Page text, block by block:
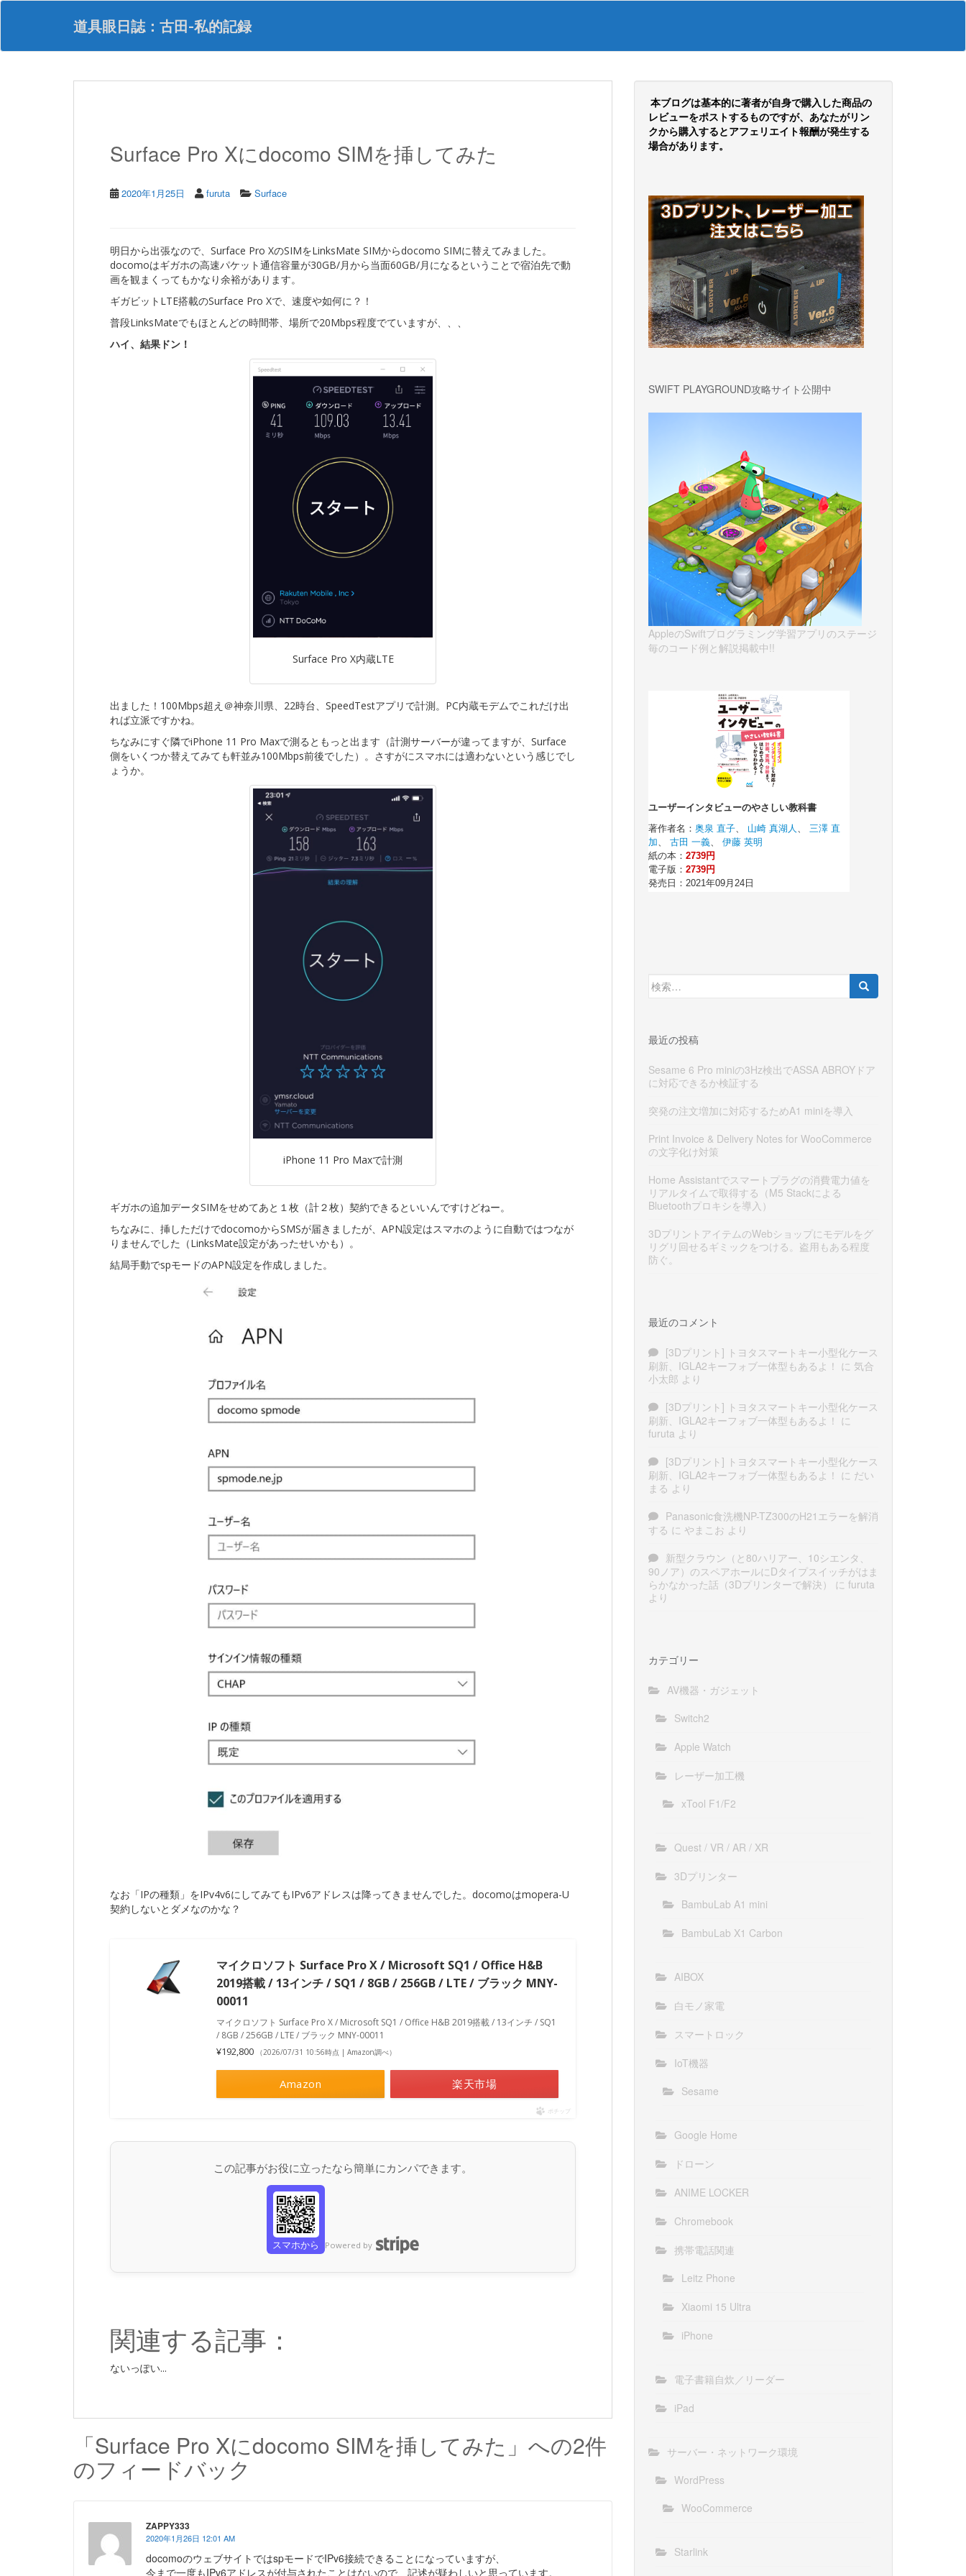
S
p
道具眼日誌：古田-私的記録
Surface Pro Xにdocomo SIMを挿してみた
2020年1月25日 furuta Surface
明日から出張なので、Surface Pro XのSIMをLinksMate SIMからdocomo SIMに替えてみました。
docomoはギガホの高速パケット通信容量が30GB/月から当面60GB/月になるということで宿泊先で動
画を観まくってもかなり余裕があります。
ギガビットLTE搭載のSurface Pro Xで、速度や如何に？！
普段LinksMateでもほとんどの時間帯、場所で20Mbps程度でていますが、、、
ハイ、結果ドン！
Surface Pro X内蔵LTE
出ました！100Mbps超え＠神奈川県、22時台、SpeedTestアプリで計測。PC内蔵モデムでこれだけ出
れば立派ですかね。
ちなみにすぐ隣でiPhone 11 Pro Maxで測るともっと出ます（計測サーバーが違ってますが、Surface
側をいくつか替えてみても軒並み100Mbps前後でした）。さすがにスマホには適わないという感じでし
ょうか。
iPhone 11 Pro Maxで計測
ギガホの追加データSIMをせめてあと１枚（計２枚）契約できるといいんですけどねー。
ちなみに、挿しただけでdocomoからSMSが届きましたが、APN設定はスマホのように自動ではつなが
りませんでした（LinksMate設定があったせいかも）。
結局手動でspモードのAPN設定を作成しました。
なお「IPの種類」をIPv4v6にしてみてもIPv6アドレスは降ってきませんでした。docomoはmopera-U
契約しないとダメなのかな？
マイクロソフト Surface Pro X / Microsoft SQ1 / Office H&B
2019搭載 / 13インチ / SQ1 / 8GB / 256GB / LTE / ブラック MNY-
00011
マイクロソフト Surface Pro X / Microsoft SQ1 / Office H&B 2019搭載 / 13インチ / SQ1
/ 8GB / 256GB / LTE / ブラック MNY-00011
¥192,800 （2026/07/31 10:56時点 | Amazon調べ）
Amazon 楽天市場
ポチップ
この記事がお役に立ったなら簡単にカンパできます。
スマホから Powered by
関連する記事：
ないっぽい...
「Surface Pro Xにdocomo SIMを挿してみた」への2件
のフィードバック
ZAPPY333
2020年1月26日 12:01 AM
docomoのウェブサイトではspモードでIPv6接続できることになっていますが、
今まで一度もIPv6アドレスが付与されたことはないので、記述が疑わしいと思っています。
本ブログは基本的に著者が自身で購入した商品の
レビューをポストするものですが、あなたがリン
クから購入するとアフェリエイト報酬が発生する
場合があります。
SWIFT PLAYGROUND攻略サイト公開中
AppleのSwiftプログラミング学習アプリのステージ
毎のコード例と解説掲載中!!
検
索:
最近の投稿
Sesame 6 Pro miniの3Hz検出でASSA ABROYドア
に対応できるか検証する
突発の注文増加に対応するためA1 miniを導入
Print Invoice & Delivery Notes for WooCommerce
の文字化け対策
Home Assistantでスマートプラグの消費電力値を
リアルタイムで取得する（M5 Stackによる
Bluetoothプロキシを導入）
3DプリントアイテムのWebショップにモデルをグ
リグリ回せるギミックをつける。盗用もある程度
防ぐ。
最近のコメント
[3Dプリント] トヨタスマートキー小型化ケース
刷新、IGLA2キーフォブ一体型もあるよ！ に 気合
小太郎 より
[3Dプリント] トヨタスマートキー小型化ケース
刷新、IGLA2キーフォブ一体型もあるよ！ に
furuta より
[3Dプリント] トヨタスマートキー小型化ケース
刷新、IGLA2キーフォブ一体型もあるよ！ に だい
まる より
Panasonic食洗機NP-TZ300のH21エラーを解消
する に やまこお より
新型クラウン（と80ハリアー、10シエンタ、
90ノア）のスペアホールにDタイプスイッチがはま
らかなかった話（3Dプリンターで解決）
に furuta
より
カテゴリー
AV機器・ガジェット
Switch2
Apple Watch
レーザー加工機
xTool F1/F2
Quest / VR / AR / XR
3Dプリンター
BambuLab A1 mini
BambuLab X1 Carbon
AIBOX
白モノ家電
スマートロック
IoT機器
Sesame
Google Home
ドローン
ANIME LOCKER
Chromebook
携帯電話関連
Leitz Phone
Xiaomi 15 Ultra
iPhone
電子書籍自炊／リーダー
iPad
サーバー・ネットワーク環境
WordPress
WooCommerce
Starlink